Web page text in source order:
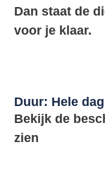
Dan staat de
voor je klaar.
Duur: Hele dag
Bekijk de
zien